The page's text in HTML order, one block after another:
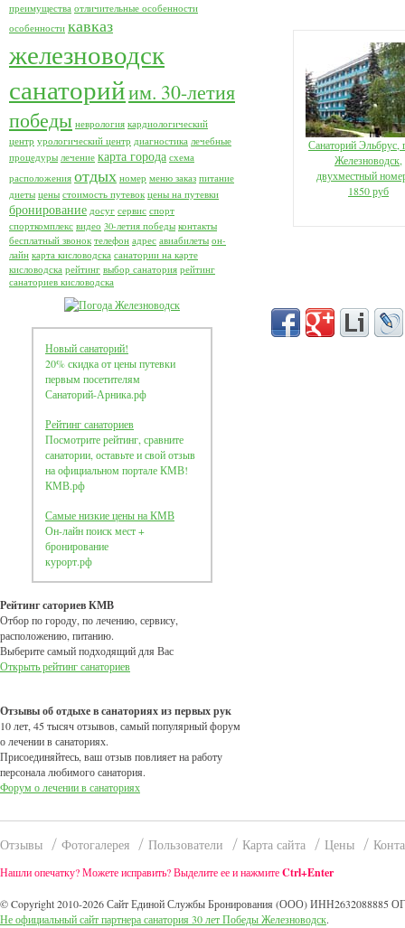
преимущества отличительные особенности
особенности кавказ
железноводск
санаторийим. 30-летия
победы неврология кардиологический
центр урологический центр диагностика лечебные
процедуры лечение карта города схема
расположения отдых номер меню заказ питание
диеты цены стоимость путевок цены на путевки
бронирование досуг сервис спорт
спорткомплекс видео 30-летия победы контакты
бесплатный звонок телефон адрес авиабилеты он-
лайн карта кисловодска санатории на карте
кисловодска рейтинг выбор санатория рейтинг
санаториев кисловодска
Новый санаторий!
20% скидка от цены путевки
первым посетителям
Санаторий-Арника.рф
Рейтинг санаториев
Посмотрите рейтинг, сравните
санатории, оставьте и свой отзыв
на официальном портале КМВ!
КМВ.рф
Самые низкие цены на КМВ
Он-лайн поиск мест +
бронирование
курорт.рф
Рейтинг саториев КМВ
Отбор по городу, по лечению, сервису,
расположению, питанию.
Выберите самый подходящий для Вас
Открыть рейтинг санаториев
Отзывы об отдыхе в санаториях из первых рук
10 лет, 45 тысяч отзывов, самый популярный форум
о лечении в санаториях.
Присоединяйтесь, ваш отзыв повлияет на работу
персонала любимого санатория.
Форум о лечении в санаториях
Санаторий Эльбрус,
Железноводск,
двухместный
1850 руб
Отзывы Фотогалерея Пользователи Карта сайта Цены
Нашли опечатку? Можете исправить? Выделите ее и нажмитеCtrl+Enter
© Copyright 2010-2026 Сайт Единой Службы Бронирования (ООО) ИНН2632088885
Не официальный сайт партнера санатория 30 лет Победы Железноводск.